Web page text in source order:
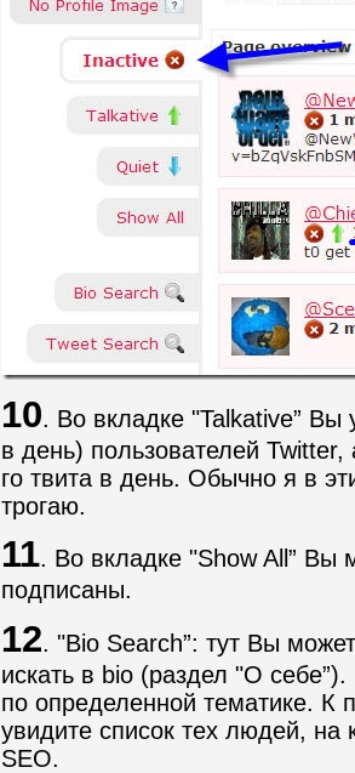
10. Во вкладке "Talkative” Вы
в день) пользователей
го твита в день. Обычно я в
трогаю.
11. Во вкладке "Show All” Вы
подписаны.
12. "Bio Search”: тут Вы
искать в bio (раздел "О
по определенной тематике. К
увидите список тех людей,
SEO.